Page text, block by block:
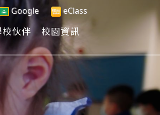
Google eClass
校伙伴 校園資訊